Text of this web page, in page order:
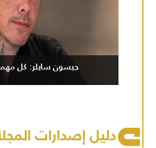
جيسون سايلر: كل مهمة
دليل إصدارات المجلة